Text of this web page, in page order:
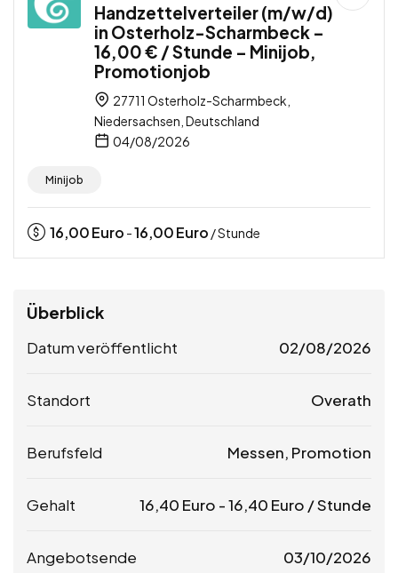
Handzettelverteiler (m/w/d)
in Osterholz-Scharmbeck –
16,00 € / Stunde – Minijob,
Promotionjob
27711 Osterholz-Scharmbeck,
Niedersachsen, Deutschland
04/08/2026
Minijob
16,00Euro -16,00Euro / Stunde
Überblick
Datum veröffentlicht 02/08/2026
Standort Overath
Berufsfeld Messen, Promotion
Gehalt 16,40 Euro -16,40 Euro / Stunde
Angebotsende 03/10/2026